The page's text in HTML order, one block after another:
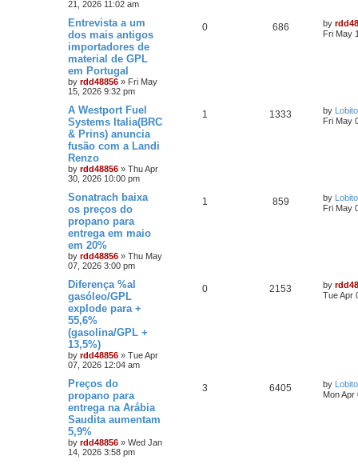
21, 2026 11:02 am
Entrevista a um
dos mais antigos
importadores de
material de GPL
em Portugal
by rdd48856 » Fri May
15, 2026 9:32 pm
0 686 by
Fri May
A Westport Fuel
Systems Italia(BRC
& Prins) anuncia
fusão com a Landi
Renzo
by rdd48856 » Thu Apr
30, 2026 10:00 pm
1 1333 by Lobito
Fri May
Sonatrach baixa
os preços do
propano para
entrega em maio
em 20%
by rdd48856 » Thu May
07, 2026 3:00 pm
1 859 by Lobito
Fri May
Diferença %al
gasóleo/GPL
explode para +
55,6%
(gasolina/GPL +
13,5%)
by rdd48856 » Tue Apr
07, 2026 12:04 am
0 2153 by
Tue Apr
Preços do
propano para
entrega na Arábia
Saudita aumentam
5,9%
by rdd48856 » Wed Jan
14, 2026 3:58 pm
3 6405 by Lobito
Mon Apr